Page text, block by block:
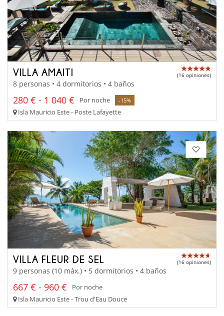
VILLA AMAITI (16 opiniones)
8 personas • 4 dormitorios • 4 baños
280 € - 1 040 € Por noche -15%
Isla Mauricio Este - Poste Lafayette
VILLA FLEUR DE SEL (16 opiniones)
9 personas (10 máx.) • 5 dormitorios • 4 baños
667 € - 960 €
Por noche
Isla Mauricio Este - Trou d'Eau Douce